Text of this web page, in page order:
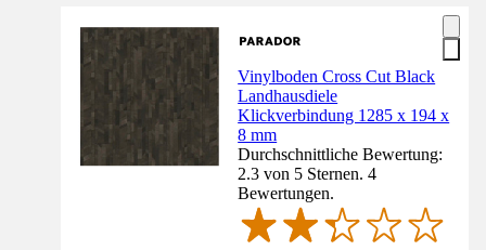
Vinylboden Cross Cut Black
Landhausdiele
Klickverbindung 1285 x 194 x
8 mm
Durchschnittliche Bewertung:
2.3 von 5 Sternen. 4
Bewertungen.